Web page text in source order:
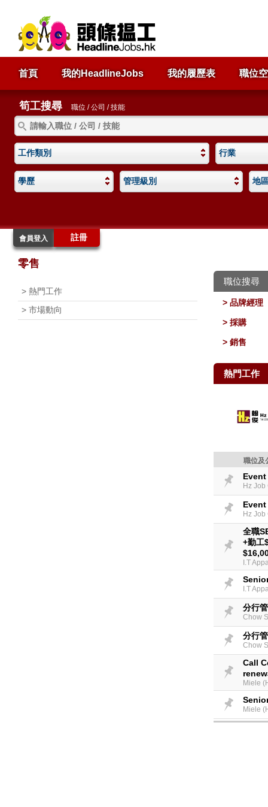
首頁 我的HeadlineJobs 我的履歷表 職位
筍工搜尋 職位 / 公司 / 技能
工作類別 行業
學歷 管理級別 地
會員登入 註冊
零售
> 熱門工作
> 市場動向
職位搜尋
> 品牌經理
> 採購
> 銷售
熱門工作
職位及
Hz
Hz
全職
+勤工
I.T
I.T
分行
Chow
分行
Chow
Call
Miele
Miele